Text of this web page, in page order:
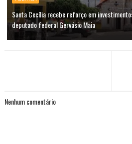
Santa Cecília recebe reforço em
deputado federal Gervásio Maia
Nenhum comentário